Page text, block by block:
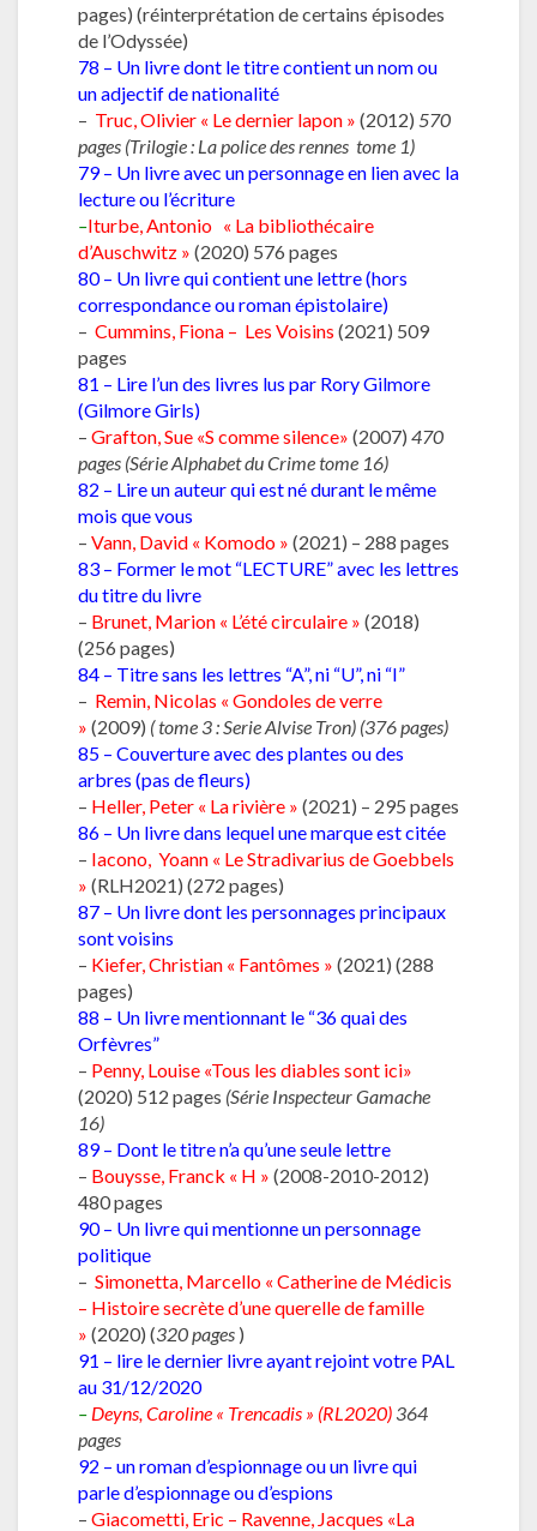
pages) (réinterprétation de certains épisodes
de l’Odyssée)
78 – Un livre dont le titre contient un nom ou
un adjectif de nationalité
– Truc, Olivier « Le dernier lapon » (2012) 570
pages (Trilogie : La police des rennes tome 1)
79 – Un livre avec un personnage en lien avec la
lecture ou l’écriture
–Iturbe, Antonio « La bibliothécaire
d’Auschwitz » (2020) 576 pages
80 – Un livre qui contient une lettre (hors
correspondance ou roman épistolaire)
– Cummins, Fiona – Les Voisins (2021) 509
pages
81 – Lire l’un des livres lus par Rory Gilmore
(Gilmore Girls)
– Grafton, Sue «S comme silence» (2007) 470
pages (Série Alphabet du Crime tome 16)
82 – Lire un auteur qui est né durant le même
mois que vous
– Vann, David « Komodo » (2021) – 288 pages
83 – Former le mot “LECTURE” avec les lettres
du titre du livre
– Brunet, Marion « L’été circulaire » (2018)
(256 pages)
84 – Titre sans les lettres “A”, ni “U”, ni “I”
– Remin, Nicolas « Gondoles de verre
» (2009) ( tome 3 : Serie Alvise Tron) (376 pages)
85 – Couverture avec des plantes ou des
arbres (pas de fleurs)
– Heller, Peter « La rivière » (2021) – 295 pages
86 – Un livre dans lequel une marque est citée
– Iacono, Yoann « Le Stradivarius de Goebbels
» (RLH2021) (272 pages)
87 – Un livre dont les personnages principaux
sont voisins
– Kiefer, Christian « Fantômes » (2021) (288
pages)
88 – Un livre mentionnant le “36 quai des
Orfèvres”
– Penny, Louise «Tous les diables sont ici»
(2020) 512 pages (Série Inspecteur Gamache
16)
89 – Dont le titre n’a qu’une seule lettre
– Bouysse, Franck « H » (2008-2010-2012)
480 pages
90 – Un livre qui mentionne un personnage
politique
– Simonetta, Marcello « Catherine de Médicis
– Histoire secrète d’une querelle de famille
» (2020) (320 pages )
91 – lire le dernier livre ayant rejoint votre PAL
au 31/12/2020
– Deyns, Caroline « Trencadis » (RL2020) 364
pages
92 – un roman d’espionnage ou un livre qui
parle d’espionnage ou d’espions
– Giacometti, Eric – Ravenne, Jacques «La